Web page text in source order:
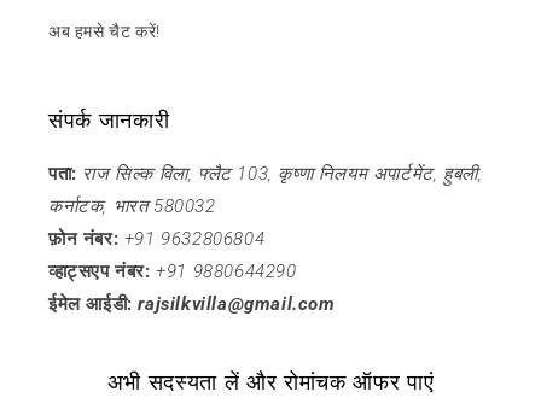
अब हमसे चैट करें!
संपर्क जानकारी
पता: राज सिल्क विला, फ्लैट 103, कृष्णा निलयम अपार्टमेंट, हुबली,
कर्नाटक, भारत 580032
फ़ोन नंबर: +91 9632806804
व्हाट्सएप नंबर: +91 9880644290
ईमेल आईडी: rajsilkvilla@gmail.com
अभी सदस्यता लें और रोमांचक ऑफर पाएं